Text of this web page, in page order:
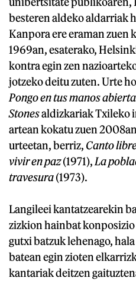
besteren aldeko aldarriak
Kanpora ere eraman zuen
1969an, esaterako,
kontra egin zen
jotzeko deitu zuten. Urte
Pongo en tus manos
Stonesaldizkariak Txileko
artean kokatu zuen
urteetan, berriz, Canto
vivir en paz(1971), La
travesura(1973).
Langileei kantatzearekin
zizkion hainbat
gutxi batzuk lehenago,
batean egin zioten
kantariak deitzen